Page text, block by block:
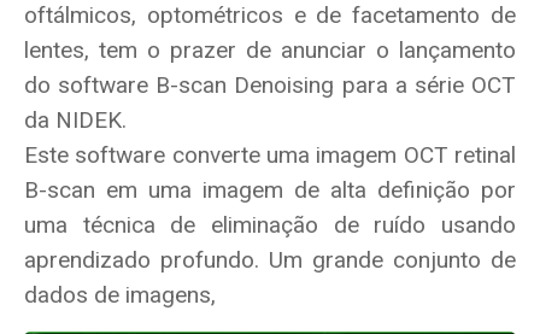
oftálmicos, optométricos e de facetamento de
lentes, tem o prazer de anunciar o lançamento
do software B-scan Denoising para a série OCT
da NIDEK.
Este software converte uma imagem OCT retinal
B-scan em uma imagem de alta definição por
uma técnica de eliminação de ruído usando
aprendizado profundo. Um grande conjunto de
dados de imagens,